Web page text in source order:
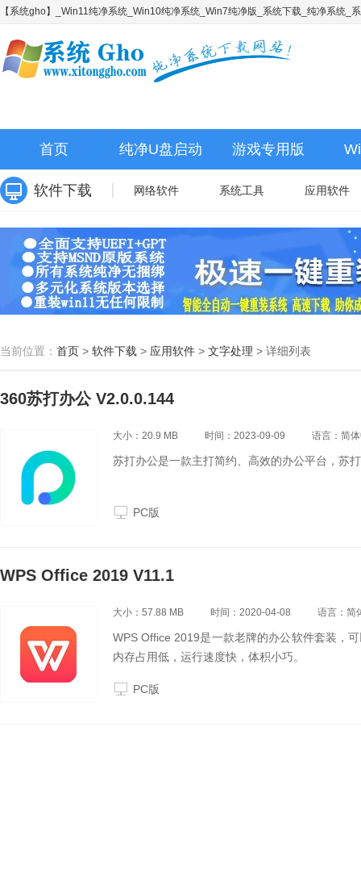
【系统gho】_Win11纯净系统_Win10纯净系统_Win7纯净版_系统下载_纯净系统_
首页 纯净U盘启动 游戏专用版
软件下载 网络软件 系统工具 应用软件
当前位置： 首页 > 软件下载 > 应用软件 > 文字处理 > 详细列表
360苏打办公 V2.0.0.144
大小：20.9 MB 时间：2023-09-09 语言：简
苏打办公是一款主打简约、高效的办公平台，苏
PC版
WPS Office 2019 V11.1
大小：57.88 MB 时间：2020-04-08 语言：简
WPS Office 2019是一款老牌的办公软件套装，
内存占用低，运行速度快，体积小巧。
PC版